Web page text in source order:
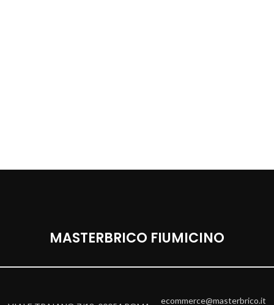
MASTERBRICO FIUMICINO
ecommerce@masterbrico.it